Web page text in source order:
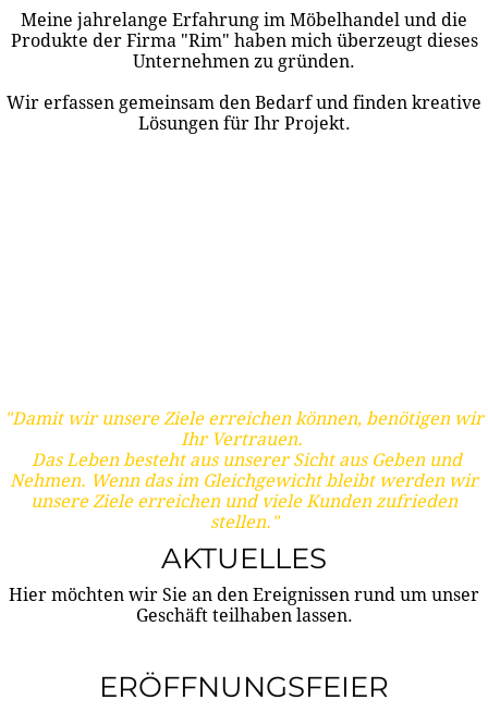
Meine jahrelange Erfahrung im Möbelhandel und die
Produkte der Firma "Rim" haben mich überzeugt dieses
Unternehmen zu gründen.
Wir erfassen gemeinsam den Bedarf und finden kreative
Lösungen für Ihr Projekt.
"Damit wir unsere Ziele erreichen können, benötigen wir
Ihr Vertrauen.
Das Leben besteht aus unserer Sicht aus Geben und
Nehmen. Wenn das im Gleichgewicht bleibt werden wir
unsere Ziele erreichen und viele Kunden zufrieden
stellen."
AKTUELLES
Hier möchten wir Sie an den Ereignissen rund um unser
Geschäft teilhaben lassen.
ERÖFFNUNGSFEIER